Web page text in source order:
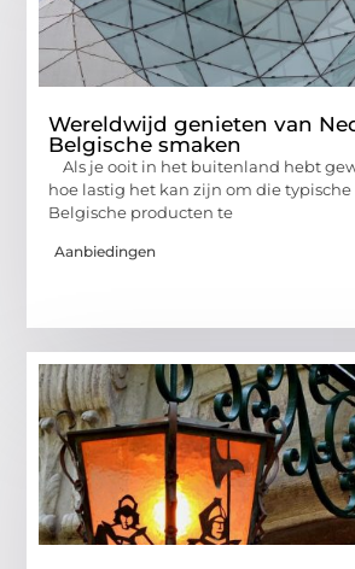
Wereldwijd genieten van
Belgische smaken
Als je ooit in het buitenland hebt
hoe lastig het kan zijn om die
Belgische producten te
Aanbiedingen